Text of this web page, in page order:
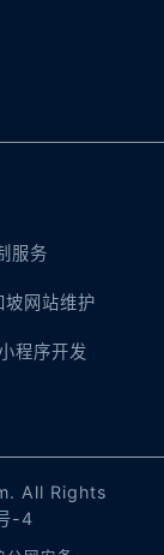
服务
坡网站维护
程序开发
All Rights
-4